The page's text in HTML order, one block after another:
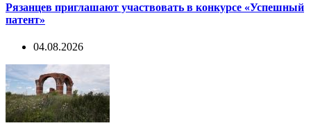
Рязанцев приглашают участвовать в конкурсе «Успешный
патент»
04.08.2026